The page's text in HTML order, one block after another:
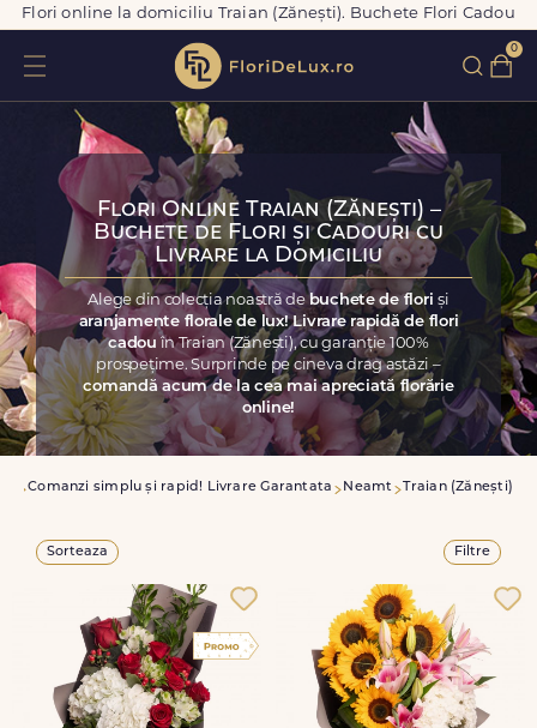
Flori online la domiciliu Traian (Zănești). Buchete Flori Cadou
0
Flori Online Traian (Zănești) –
Buchete de Flori și Cadouri cu
Livrare la Domiciliu
Alege din colecția noastră de buchete de floriși
aranjamente florale de lux! Livrare rapidă de flori
cadou în Traian (Zănești), cu garanție 100%
prospețime. Surprinde pe cineva drag astăzi –
comandă acum de la cea mai apreciată florărie
online!
Comanzi simplu și rapid! Livrare Garantata Neamt Traian (Zănești)
Sorteaza Filtre